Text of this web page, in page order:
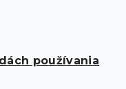
používania